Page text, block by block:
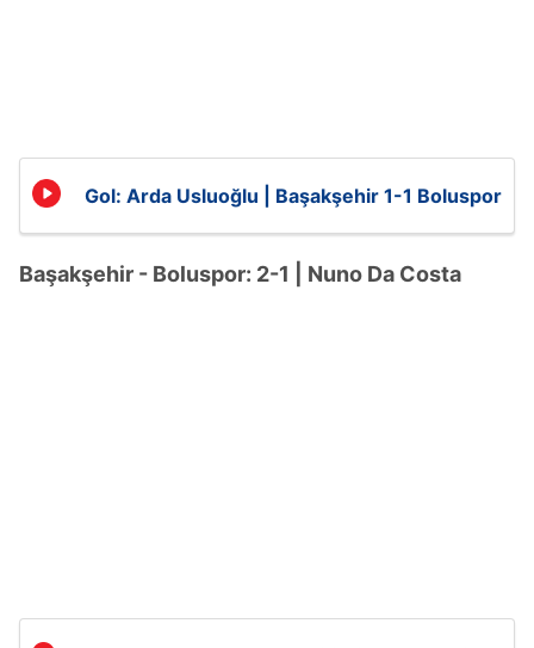
Gol: Arda Usluoğlu | Başakşehir 1-1 Boluspor
Başakşehir - Boluspor: 2-1 | Nuno Da Costa